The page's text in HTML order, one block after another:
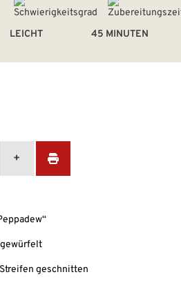
LEICHT 45 MINUTEN
+
geschnitten